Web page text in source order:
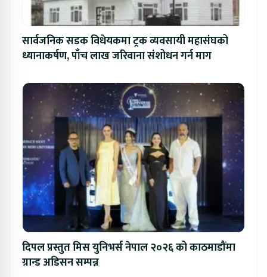
सार्वजनिक सडक विधेयकमा ट्रक व्यवसायी महासंघको
ध्यानाकर्षण, पाँच लाख जरिवाना संशोधन गर्न माग
दिपल प्रस्तुत मिस युनिभर्स नेपाल २०२६ को काठमाडौंमा
ग्रान्ड अडिसन सम्पन्न